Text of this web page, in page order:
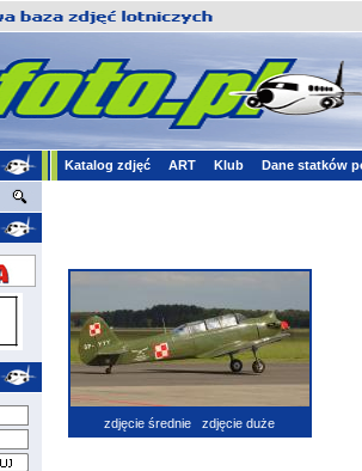
Katalog zdjęć ART Klub Dane statków
zdjęcie średnie zdjęcie duże